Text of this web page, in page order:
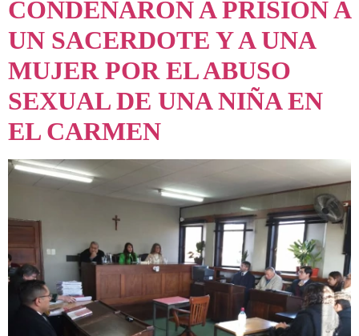
CONDENARON A PRISIÓN A
UN SACERDOTE Y A UNA
MUJER POR EL ABUSO
SEXUAL DE UNA NIÑA EN
EL CARMEN